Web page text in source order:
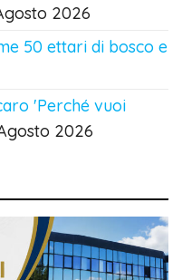
2026
50 ettari di bosco e
'Perché vuoi
2026